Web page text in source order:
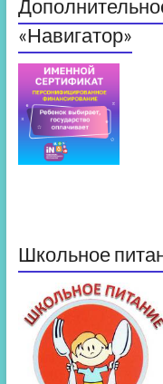
«Навигатор»
Школьное